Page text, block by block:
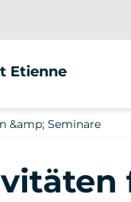
Etienne
&amp; Seminare